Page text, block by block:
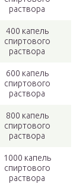
раствора
400 капель
спиртового
раствора
600 капель
спиртового
раствора
800 капель
спиртового
раствора
1000 капель
спиртового
раствора